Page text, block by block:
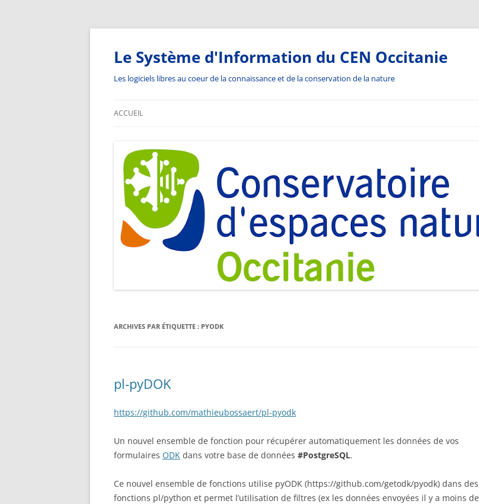
Aller
Le Système d'Information du CEN Occitanie
Les logiciels libres au coeur de la connaissance et de la conservation de la nature
ACCUEIL
ARCHIVES PAR ÉTIQUETTE : PYODK
pl-pyDOK
https://github.com/mathieubossaert/pl-pyodk
Un nouvel ensemble de fonction pour récupérer automatiquement les données de vos
formulaires ODK dans votre base de données #PostgreSQL.
Ce nouvel ensemble de fonctions utilise pyODK (https://github.com/getodk/pyodk) dans des
fonctions pl/python et permet l’utilisation de filtres (ex les données envoyées il y a moins de